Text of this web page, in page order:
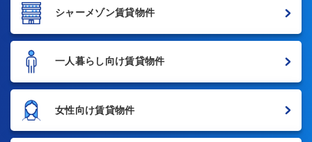
シャーメゾン賃貸物件
一人暮らし向け賃貸物件
女性向け賃貸物件